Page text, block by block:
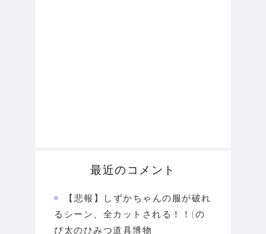
最近のコメント
【悲報】しずかちゃんの服が破れ
るシーン、全カットされる！！(の
び太のひみつ道具博物